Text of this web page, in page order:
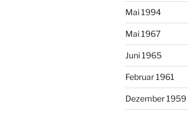
Mai 1994
Mai 1967
Juni 1965
Februar 1961
Dezember 1959